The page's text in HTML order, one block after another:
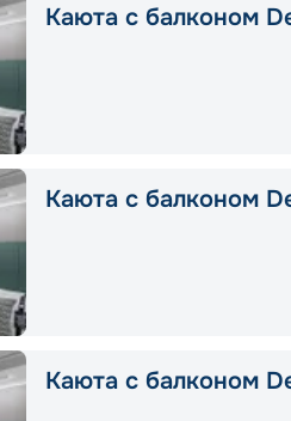
Каюта с балконом
Каюта с балконом
Каюта с балконом